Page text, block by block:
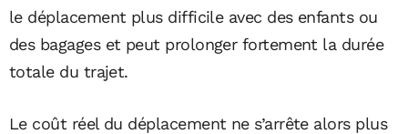
le déplacement plus difficile avec des enfants ou
des bagages et peut prolonger fortement la durée
totale du trajet.
Le coût réel du déplacement ne s’arrête alors plus